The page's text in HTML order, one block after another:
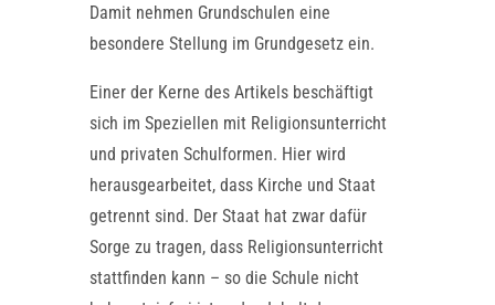
Damit nehmen Grundschulen eine
besondere Stellung im Grundgesetz ein.
Einer der Kerne des Artikels beschäftigt
sich im Speziellen mit Religionsunterricht
und privaten Schulformen. Hier wird
herausgearbeitet, dass Kirche und Staat
getrennt sind. Der Staat hat zwar dafür
Sorge zu tragen, dass Religionsunterricht
stattfinden kann – so die Schule nicht